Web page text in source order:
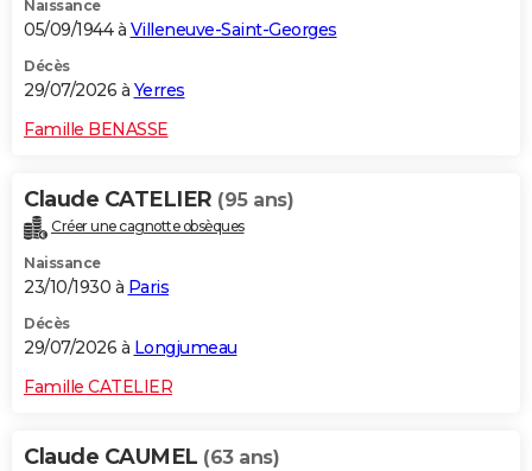
Naissance
05/09/1944 à Villeneuve-Saint-Georges
Décès
29/07/2026 à Yerres
Famille BENASSE
Claude CATELIER (95 ans)
Créer une cagnotte obsèques
Naissance
23/10/1930 à Paris
Décès
29/07/2026 à Longjumeau
Famille CATELIER
Claude CAUMEL (63 ans)